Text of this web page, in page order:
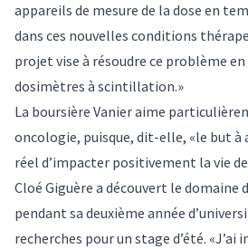
appareils de mesure de la dose en
dans ces nouvelles conditions
projet vise à résoudre ce problème
dosimètres à scintillation.»
La boursière Vanier aime
oncologie, puisque, dit-elle, «le but
réel d’impacter positivement la vie
Cloé Giguère a découvert le domaine
pendant sa deuxième année
recherches pour un stage d’été.